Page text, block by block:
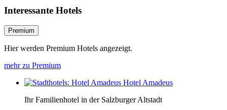
Interessante Hotels
Premium
Hier werden Premium Hotels angezeigt.
mehr zu Premium
Hotel Amadeus
Ihr Familienhotel in der Salzburger Altstadt